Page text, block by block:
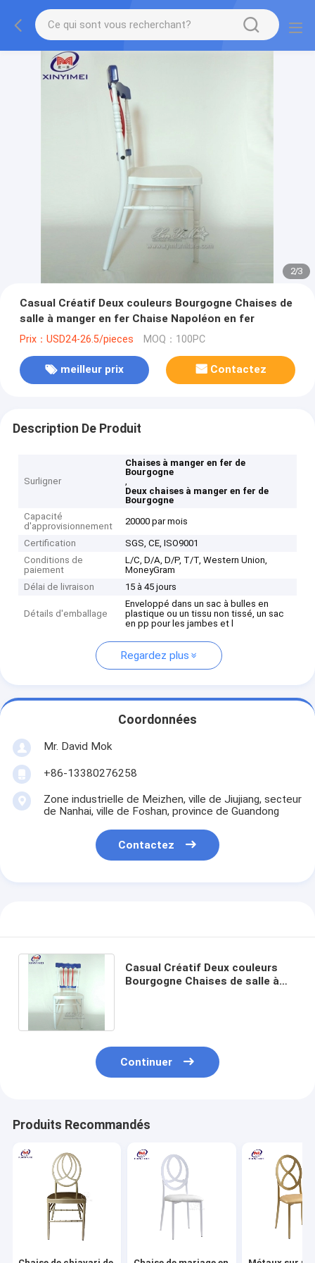
2/3
Casual Créatif Deux couleurs Bourgogne Chaises de
salle à manger en fer Chaise Napoléon en fer
Prix：USD24-26.5/pieces MOQ：100PC
meilleur prix Contactez
Description De Produit
Surligner
Chaises à manger en fer de
Bourgogne
,
Deux chaises à manger en fer de
Bourgogne
Capacité
d'approvisionnement
20000 par mois
Certification
SGS, CE, ISO9001
Conditions de
paiement
L/C, D/A, D/P, T/T, Western Union,
MoneyGram
Délai de livraison
15 à 45 jours
Détails d'emballage
Enveloppé dans un sac à bulles en
plastique ou un tissu non tissé, un sac
en pp pour les jambes et l
Regardez plus
Coordonnées
Mr. David Mok
+86-13380276258
Zone industrielle de Meizhen, ville de Jiujiang, secteur
de Nanhai, ville de Foshan, province de Guandong
Contactez
Casual Créatif Deux couleurs
Bourgogne Chaises de salle à
Continuer
Produits Recommandés